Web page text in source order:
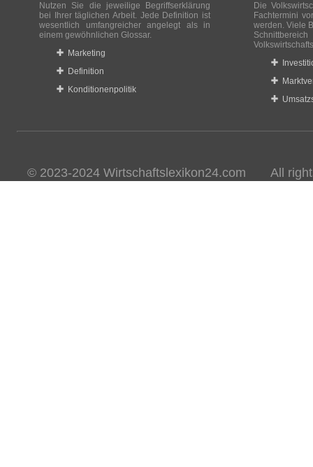
Nutzen Sie die jeweilige Begriffserklärung
bei Ihrer täglichen Arbeit. Jede Definition ist
wesentlich umfangreicher angelegt als in
einem gewöhnlichen Glossar.
Marketing
Definition
Konditionenpolitik
Die
Fachtermini
werden. Viele
© 2023-2024 Wirtschaftslexikon24.com All